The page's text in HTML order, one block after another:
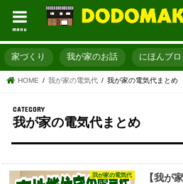
menu
家づくり 我が家のお話 にほんブ
HOME 我が家の電気代 我が家の電気代まとめ
我が家の電気代まとめ
我が家の電気代
【我が